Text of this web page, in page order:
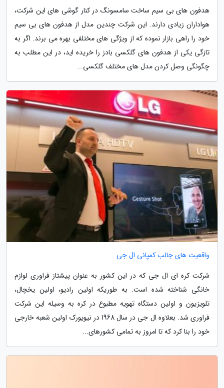
هدفون های بی سیم ساخت سامسونگ در کنار گوشی های این شرکت،
هواداران زیادی دارند. این شرکت چندین مدل از هدفون های بی سیم
خود را راهی بازار نموده که از ویژگی های مختلفی بهره می برند. اگر به
تازگی یکی از هدفون های گلکسی بادز را خریده اید، در این مطلب به
چگونگی وصل کردن مدل های مختلف گلکسی...
واقعیت های جالب کمپانی ال جی
شرکت کره ای ال جی که در این کشور به عنوان پیشتاز فراوری لوازم
خانگی شناخته شده است. به طوریکه اولین رادیو، اولین یخچال،
تلویزیون و اولین دستگاه تهویه مطبوع در کره به وسیله این شرکت
فراوری شد. بعلاوه ال جی در سال 1968 در نیویورک اولین شعبه خارجی
خود را بنا کرد که تا امروز به تمامی کشورهای...